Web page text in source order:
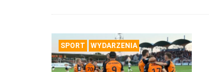
SPORT WYDARZENIA